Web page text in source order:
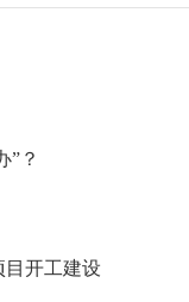
”？
目开工建设